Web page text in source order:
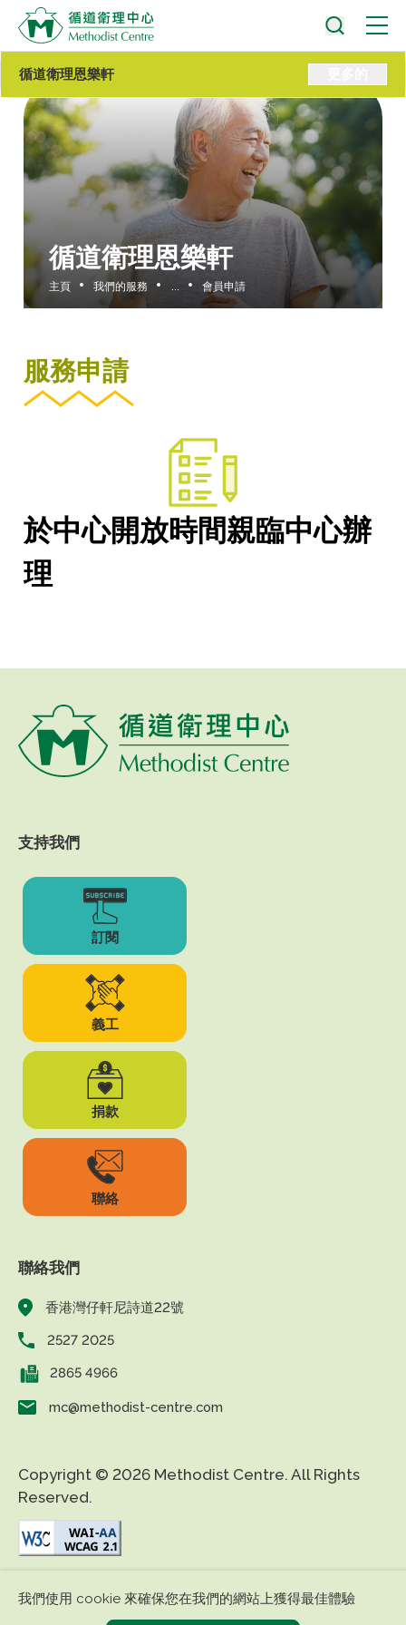
循道衛理恩樂軒
主頁 我們的服務 會員申請
循道衛理恩樂軒
服務申請
於中心開放時間親臨中心辦
理
支持我們
訂閱
義工
捐款
聯絡
聯絡我們
香港灣仔軒尼詩道22號
2527 2025
2865 4966
mc@methodist-centre.com
Copyright © 2026 Methodist Centre. All Rights
Reserved.
我們使用 cookie 來確保您在我們的網站上獲得最佳體驗